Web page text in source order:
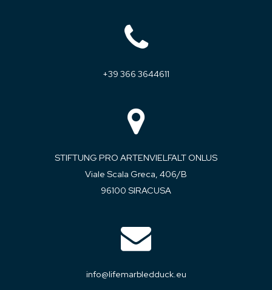
+39 366 3644611
STIFTUNG PRO ARTENVIELFALT ONLUS
Viale Scala Greca, 406/B
96100 SIRACUSA
info@lifemarbledduck.eu